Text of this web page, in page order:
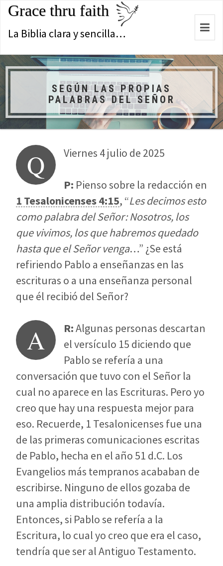
Grace thru faith
La Biblia clara y sencilla…
SEGÚN LAS PROPIAS
PALABRAS DEL SEÑOR
Q Viernes 4 julio de 2025
P: Pienso sobre la redacción en
1 Tesalonicenses 4:15, “Les decimos esto
como palabra del Señor: Nosotros, los
que vivimos, los que habremos quedado
hasta que el Señor venga…” ¿Se está
refiriendo Pablo a enseñanzas en las
escrituras o a una enseñanza personal
que él recibió del Señor?
A R:Algunas personas descartan
el versículo 15 diciendo que
Pablo se refería a una
conversación que tuvo con el Señor la
cual no aparece en las Escrituras. Pero yo
creo que hay una respuesta mejor para
eso. Recuerde, 1 Tesalonicenses fue una
de las primeras comunicaciones escritas
de Pablo, hecha en el año 51 d.C. Los
Evangelios más tempranos acababan de
escribirse. Ninguno de ellos gozaba de
una amplia distribución todavía.
Entonces, si Pablo se refería a la
Escritura, lo cual yo creo que era el caso,
tendría que ser al Antiguo Testamento.